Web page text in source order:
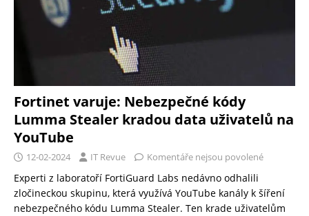
Fortinet varuje: Nebezpečné kódy
Lumma Stealer kradou data uživatelů na
YouTube
12-02-2024 IT Revue Komentáře nejsou povolené
Experti z laboratoří FortiGuard Labs nedávno odhalili
zločineckou skupinu, která využívá YouTube kanály k šíření
nebezpečného kódu Lumma Stealer. Ten krade uživatelům